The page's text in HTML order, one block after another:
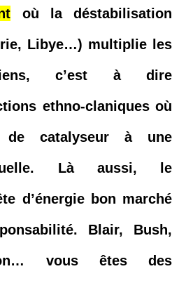
où la déstabilisation
Libye…) multiplie les
c’est à dire
ethno-claniques où
catalyseur à une
Là aussi, le
d’énergie bon marché
Blair, Bush,
vous êtes des